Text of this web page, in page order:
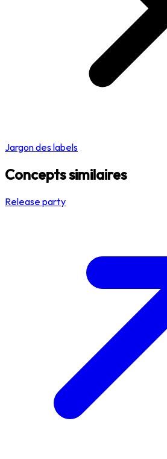
Jargon des labels
Concepts similaires
Release party